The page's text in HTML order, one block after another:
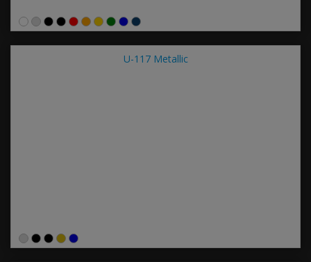
U-117 Metallic